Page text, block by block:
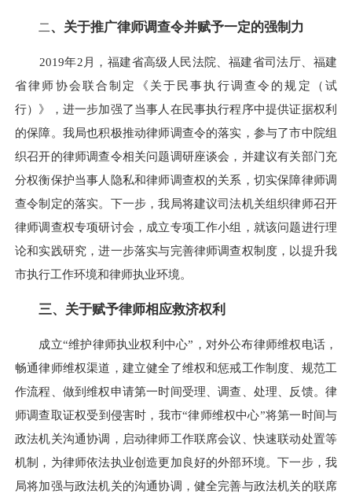
二、关于推广律师调查令并赋予一定的强制力
2019年2月，福建省高级人民法院、福建省司法厅、福建
省律师协会联合制定《关于民事执行调查令的规定（试
行）》，进一步加强了当事人在民事执行程序中提供证据权利
的保障。我局也积极推动律师调查令的落实，参与了市中院组
织召开的律师调查令相关问题调研座谈会，并建议有关部门充
分权衡保护当事人隐私和律师调查权的关系，切实保障律师调
查令制定的落实。下一步，我局将建议司法机关组织律师召开
律师调查权专项研讨会，成立专项工作小组，就该问题进行理
论和实践研究，进一步落实与完善律师调查权制度，以提升我
市执行工作环境和律师执业环境。
三、关于赋予律师相应救济权利
成立“维护律师执业权利中心”，对外公布律师维权电话，
畅通律师维权渠道，建立健全了维权和惩戒工作制度、规范工
作流程、做到维权申请第一时间受理、调查、处理、反馈。律
师调查取证权受到侵害时，我市“律师维权中心”将第一时间与
政法机关沟通协调，启动律师工作联席会议、快速联动处置等
机制，为律师依法执业创造更加良好的外部环境。下一步，我
局将加强与政法机关的沟通协调，健全完善与政法机关的联席